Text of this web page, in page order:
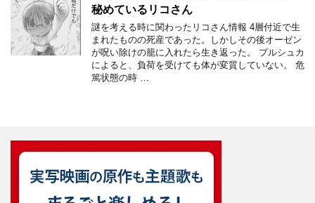
秘めているリコさん
謎を考える時に関わったリコさん情報 4層付近で生
まれたものの死産であった。しかしその後オーゼン
が呪い除けの籠に入れたら生き返った。 プルシュカ
によると、負荷を受けても体が変質していない。 危
篤状態の時 …